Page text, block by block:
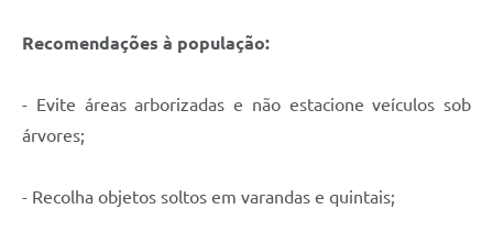
Recomendações à população:
- Evite áreas arborizadas e não estacione veículos sob
árvores;
- Recolha objetos soltos em varandas e quintais;